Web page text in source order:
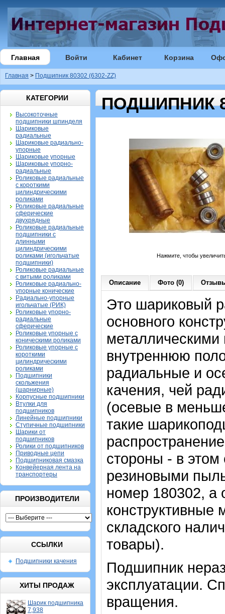
Главная Войти Кабинет Корзина
Главная > Подшипник 80302 (6302-ZZ)
КАТЕГОРИИ
Высокоточные
подшипники шпинделя
Шариковые
радиальные
Шариковые радиально-
упорные
Шариковые упорные
Шариковые упорно-
радиальные
Роликовые радиальные
с короткими
цилиндрическими
роликами
Роликовые радиальные
сферические
двухрядные
Роликовые радиальные
подшипники с
длинными
цилиндрическими
роликами (игольчатые
подшипники)
Роликовые радиальные
с витыми роликами
Роликовые радиально-
упорные конические
Радиально-упорные
игольчатые (РИК)
Роликовые упорно-
радиальные
сферические
Роликовые упорные с
коническими роликами
Роликовые упорные с
короткими
цилиндрическими
роликами
Подшипники
скольжения
(шарнирные)
Корпусные подшипники
Втулки для
подшипников
Линейные подшипники
Ступичные подшипники
Шарики от
подшипников
Ролики от подшипников
Приводные цепи
Подшипниковая смазка
Конвейерная лента на
транспортеры
ПРОИЗВОДИТЕЛИ
ССЫЛКИ
Подшипники качения
ХИТЫ ПРОДАЖ
Шарик подшипника
7,938
ПОДШИПНИК
Нажмите, чтобы
Описание Фото (0)
Это шариковый
основного
внутреннюю
радиальные и
качения, чей
(осевые в
такие
стороны - в
резиновыми
номер 180302, а
конструктивные
складского
товары).
Подшипник
эксплуатации.
вращения.